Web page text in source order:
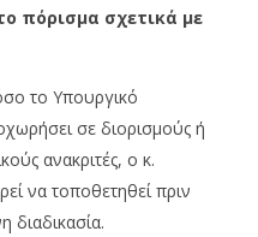
πόρισμα σχετικά με
το Υπουργικό
σε διορισμούς ή
ανακριτές, ο κ.
να τοποθετηθεί πριν